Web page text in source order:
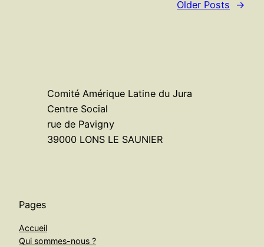
Older Posts →
Comité Amérique Latine du Jura
Centre Social
rue de Pavigny
39000 LONS LE SAUNIER
Pages
Accueil
Qui sommes-nous ?